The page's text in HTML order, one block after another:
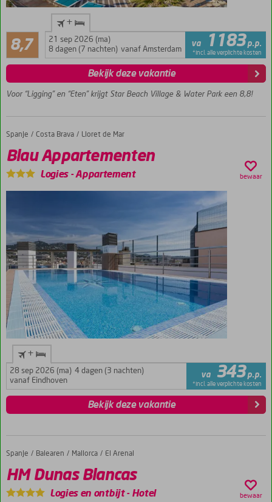
het
strand
Gratis
tot het
met
glijbanen
Verblijf
op basis
8,7
Aanrader
84
beoordelingen
+
21 sep 2026 (ma)
8 dagen (7 nachten) vanaf Amsterdam
va 1183 p.p.
*incl. alle verplichte kosten
Voor “Ligging” en “Eten” krijgt Star Beach Village & Water Park een 8,8!
Bekijk deze vakantie
Home
Spanje Costa Brava Lloret de Mar
Blau Appartementen
Blau Appartementen
Logies -Appartement bewaar
+
28 sep 2026 (ma) 4 dagen (3 nachten)
vanaf Eindhoven
va 343 p.p.
*incl. alle verplichte kosten
Bekijk deze vakantie
Home
Spanje Balearen Mallorca El Arenal
HM Dunas Blancas
HM Dunas Blancas
Logies en ontbijt- Hotel bewaar